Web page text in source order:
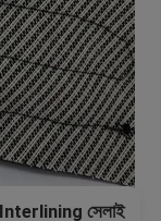
Interlining সেলাই